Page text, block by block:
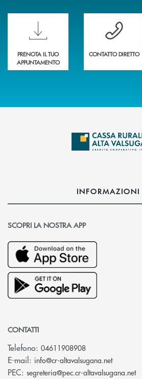
Scopri le funzionalità della nuova
PRENOTA IL TUO
APPUNTAMENTO
Hai bisogno di
CONTATTO DIRETTO
INFORMAZIONI
SCOPRI LA NOSTRA APP
CONTATTI
Telefono: 04611908908
E-mail: info@cr-altavalsugana.net(si apre
PEC: segreteria@pec.cr-altavalsugana.net